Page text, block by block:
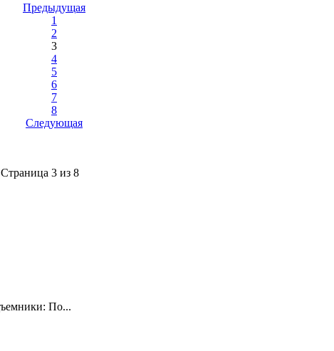
Предыдущая
1
2
3
4
5
6
7
8
Следующая
Страница 3 из 8
По...